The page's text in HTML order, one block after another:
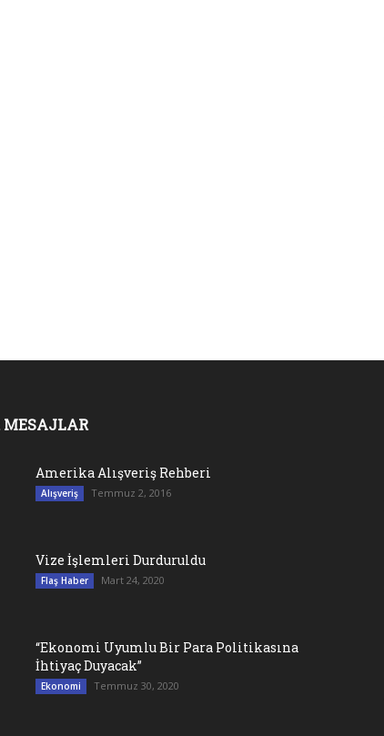
MESAJLAR
Amerika Alışveriş Rehberi
Alışveriş Temmuz 2, 2016
Vize İşlemleri Durduruldu
Flaş Haber Mart 24, 2020
“Ekonomi Uyumlu Bir Para Politikasına
İhtiyaç Duyacak”
Ekonomi Temmuz 30, 2020